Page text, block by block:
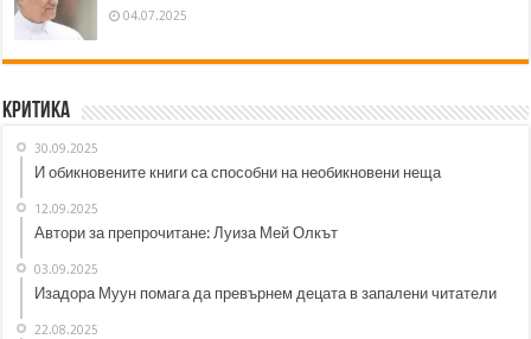
04.07.2025
Критика
30.09.2025
И обикновените книги са способни на необикновени неща
12.09.2025
Автори за препрочитане: Луиза Мей Олкът
03.09.2025
Изадора Муун помага да превърнем децата в запалени читатели
22.08.2025